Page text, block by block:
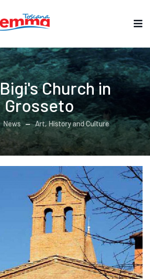
Church in
Grosseto
News Art, History and Culture